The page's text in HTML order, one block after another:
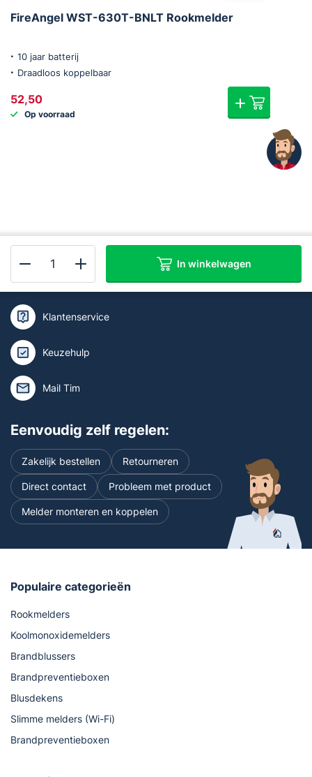
FireAngel WST-630T-BNLT Rookmelder
10 jaar batterij
Draadloos koppelbaar
52,50
Op voorraad
RWM450
Rookmelder
-
draadloos
koppelbaar
aantal
In winkelwagen
Kan ik je helpen of wil je deskundig
advies?
Klantenservice
Keuzehulp
Mail Tim
Eenvoudig zelf regelen:
Zakelijk bestellen Retourneren
Direct contact Probleem met product
Melder monteren en koppelen
Populaire categorieën
Rookmelders
Koolmonoxidemelders
Brandblussers
Brandpreventieboxen
Blusdekens
Slimme melders (Wi-Fi)
Brandpreventieboxen